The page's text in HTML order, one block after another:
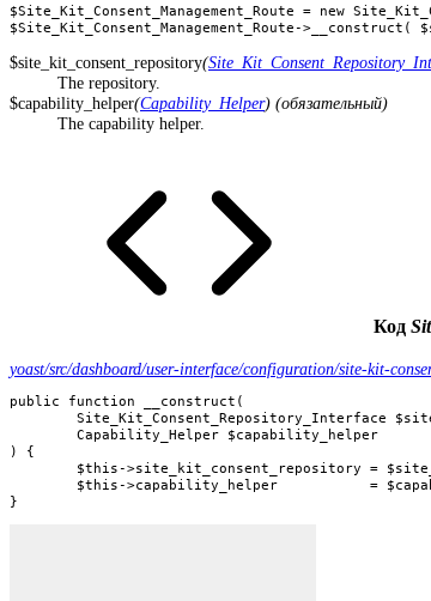
$Site_Kit_Consent_Management_Route = new
$Site_Kit_Consent_Management_Route-
$site_kit_consent_repository(
The repository.
$capability_helper(Capability_Helper) (обязательный)
The capability helper.
Код
yoast/src/dashboard/user-interface/configuration/site-kit-
public function __construct(
) {
}